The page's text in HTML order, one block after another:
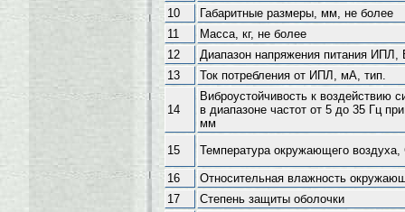
10
Габаритные размеры, мм, не более
11
Масса, кг, не более
12
Диапазон напряжения питания ИПЛ,
13
Ток потребления от ИПЛ, мА, тип.
14
Виброустойчивость к воздействию
в диапазоне частот от 5 до 35 Гц
мм
15
Температура окружающего воздуха,
16
Относительная влажность
17
Степень защиты оболочки